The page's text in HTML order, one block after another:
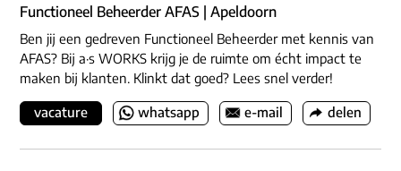
Functioneel Beheerder AFAS | Apeldoorn
Ben jij een gedreven Functioneel Beheerder met kennis van
AFAS? Bij a·s WORKS krijg je de ruimte om écht impact te
maken bij klanten. Klinkt dat goed? Lees snel verder!
vacature whatsapp e-mail delen